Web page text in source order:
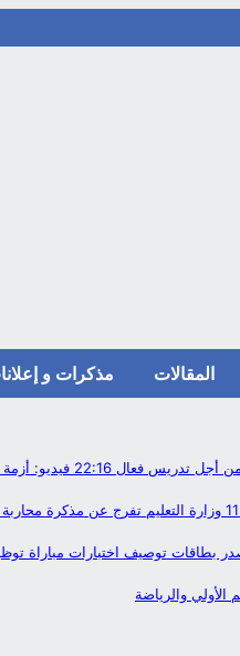
المقالات مذكرات و
من أجل تدريس فعال 22:16 فيديو:
وزارة التعليم تفرج عن مذكرة
بطاقات توصيف اختبارات مباراة توظيف
الأولي والرياضة